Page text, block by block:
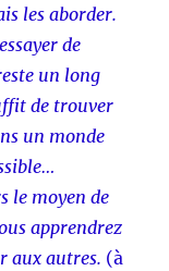
les aborder.
de
un long
de trouver
un monde
le moyen de
apprendrez
aux autres. (à